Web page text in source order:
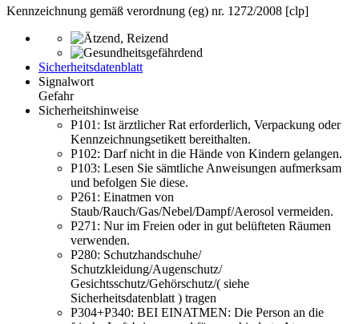
Kennzeichnung gemäß verordnung (eg) nr. 1272/2008 [clp]
Sicherheitsdatenblatt
Signalwort
Gefahr
Sicherheitshinweise
P101: Ist ärztlicher Rat erforderlich, Verpackung oder
Kennzeichnungsetikett bereithalten.
P102: Darf nicht in die Hände von Kindern gelangen.
P103: Lesen Sie sämtliche Anwei­sungen aufmerksam
und befolgen Sie diese.
P261: Einatmen von
Staub/Rauch/Gas/Nebel/Dampf/Aerosol vermeiden.
P271: Nur im Freien oder in gut belüfteten Räumen
verwenden.
P280: Schutzhandschuhe/
Schutzkleidung/Augenschutz/
Gesichtsschutz/Gehörschutz/( siehe
Sicherheitsdatenblatt ) tragen
P304+P340: BEI EINATMEN: Die Person an die